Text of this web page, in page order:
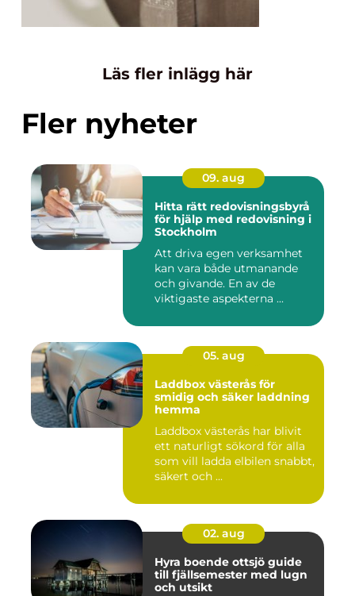
Läs fler inlägg här
Fler nyheter
09. aug
Hitta rätt redovisningsbyrå
för hjälp med redovisning i
Stockholm
Att driva egen verksamhet
kan vara både utmanande
och givande. En av de
viktigaste aspekterna ...
05. aug
Laddbox västerås för
smidig och säker laddning
hemma
Laddbox västerås har blivit
ett naturligt sökord för alla
som vill ladda elbilen snabbt,
säkert och ...
02. aug
Hyra boende ottsjö guide
till fjällsemester med lugn
och utsikt